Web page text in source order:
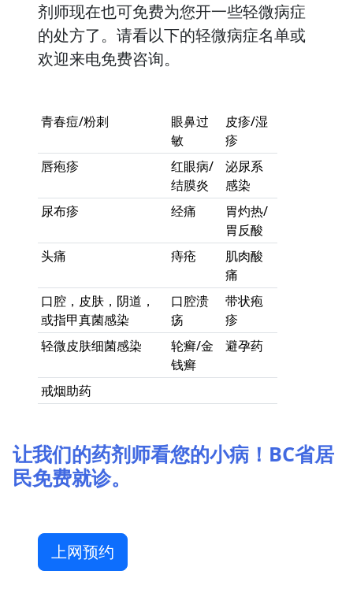
剂师现在也可免费为您开一些轻微病症
的处方了。请看以下的轻微病症名单或
欢迎来电免费咨询。
青春痘/粉刺
眼鼻过
敏
皮疹/湿
疹
唇疱疹
红眼病/
结膜炎
泌尿系
感染
尿布疹
经痛
胃灼热/
胃反酸
头痛
痔疮
肌肉酸
痛
口腔，皮肤，阴道，
或指甲真菌感染
口腔溃
疡
带状疱
疹
轻微皮肤细菌感染
轮癣/金
钱癣
避孕药
戒烟助药
让我们的药剂师看您的小病！BC省居
民免费就诊。
上网预约